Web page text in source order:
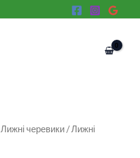
Лижні черевики / Лижні